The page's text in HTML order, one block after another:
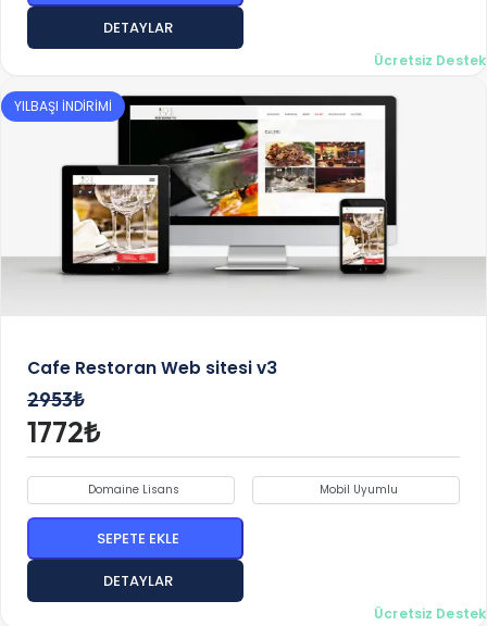
Ücretsiz Destek
DETAYLAR
YILBAŞI İNDİRİMİ
Cafe Restoran Web sitesi v3
2953₺
1772₺
Ücretsiz Destek
Domaine Lisans Mobil Uyumlu
SEPETE EKLE
DETAYLAR